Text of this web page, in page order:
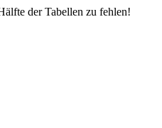
der Tabellen zu fehlen!